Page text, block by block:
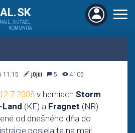
SÚŤAŽE,
KOMUNITA
11:15 j0jiii 5 4105
12.7.2008 v herniach Storm
Land (KE) a Fragnet (NR).
od dnešného dňa do
posielajte na mail